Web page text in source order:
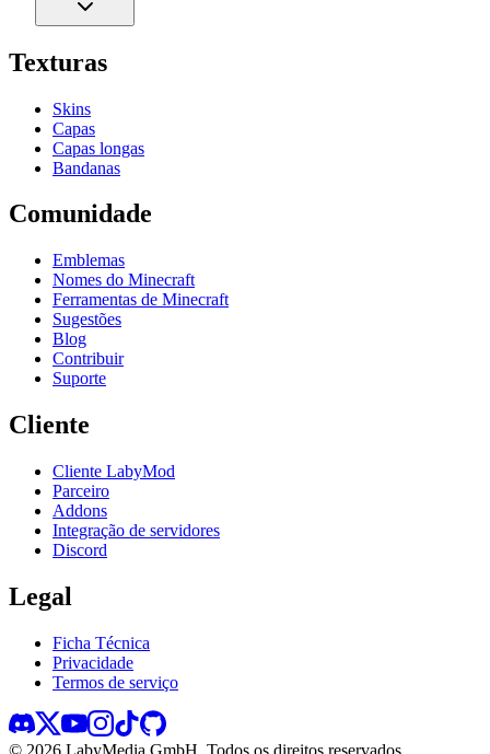
Texturas
Skins
Capas
Capas longas
Bandanas
Comunidade
Emblemas
Nomes do Minecraft
Ferramentas de Minecraft
Sugestões
Blog
Contribuir
Suporte
Cliente
Cliente LabyMod
Parceiro
Addons
Integração de servidores
Discord
Legal
Ficha Técnica
Privacidade
Termos de serviço
© 2026 LabyMedia GmbH. Todos os direitos reservados.